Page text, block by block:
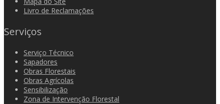
Livro de Reclamações
Serviços
Serviço Técnico
Sapadores
Obras Florestais
Obras Agrícolas
Sensibilização
Zona de Intervenção Florestal